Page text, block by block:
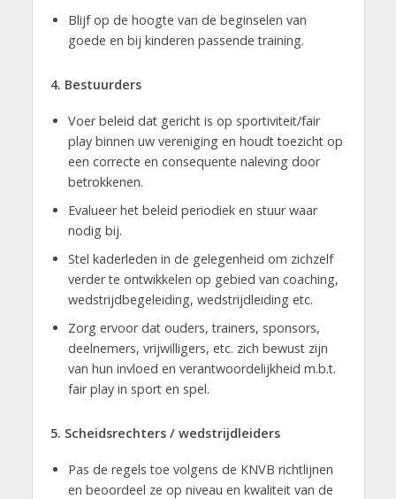
Blijf op de hoogte van de beginselen van
goede en bij kinderen passende training.
4. Bestuurders
Voer beleid dat gericht is op sportiviteit/fair
play binnen uw vereniging en houdt toezicht op
een correcte en consequente naleving door
betrokkenen.
Evalueer het beleid periodiek en stuur waar
nodig bij.
Stel kaderleden in de gelegenheid om zichzelf
verder te ontwikkelen op gebied van coaching,
wedstrijdbegeleiding, wedstrijdleiding etc.
Zorg ervoor dat ouders, trainers, sponsors,
deelnemers, vrijwilligers, etc. zich bewust zijn
van hun invloed en verantwoordelijkheid m.b.t.
fair play in sport en spel.
5. Scheidsrechters / wedstrijdleiders
Pas de regels toe volgens de KNVB richtlijnen
en beoordeel ze op niveau en kwaliteit van de